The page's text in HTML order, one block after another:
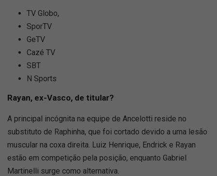
TV Globo,
SporTV
GeTV
Cazé TV
SBT
N Sports
Rayan, ex-Vasco, de titular?
A principal incógnita na equipe de Ancelotti reside no
substituto de Raphinha, que foi cortado devido a uma lesão
muscular na coxa direita. Luiz Henrique, Endrick e Rayan
estão em competição pela posição, enquanto Gabriel
Martinelli surge como alternativa.